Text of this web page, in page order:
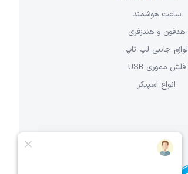
ساعت هوشمند
هدفون و هندزفری
لوازم جانبی لپ تاپ
فلش مموری USB
انواع اسپیکر